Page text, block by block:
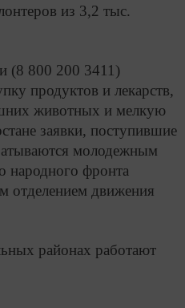
из 3,2 тыс.
(8 800 200 3411)
продуктов и лекарств,
животных и мелкую
заявки, поступившие
молодежным
народного фронта
отделением движения
районах работают